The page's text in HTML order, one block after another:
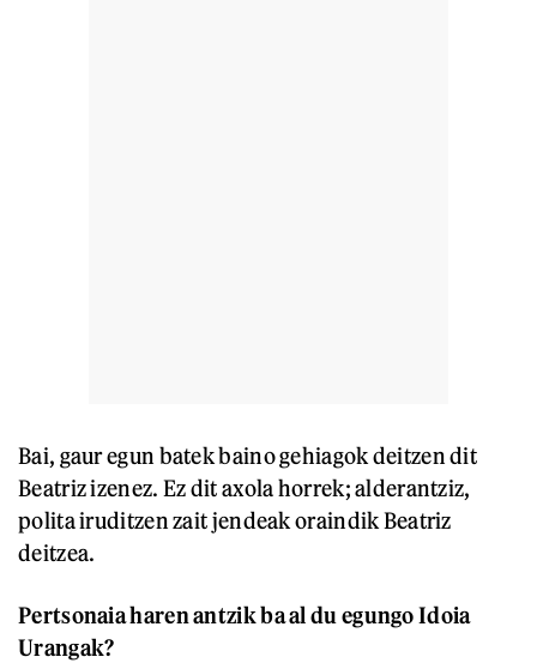
Bai, gaur egun batek baino gehiagok deitzen dit
Beatriz izenez. Ez dit axola horrek; alderantziz,
polita iruditzen zait jendeak oraindik Beatriz
deitzea.
Pertsonaia haren antzik ba al du egungo Idoia
Urangak?